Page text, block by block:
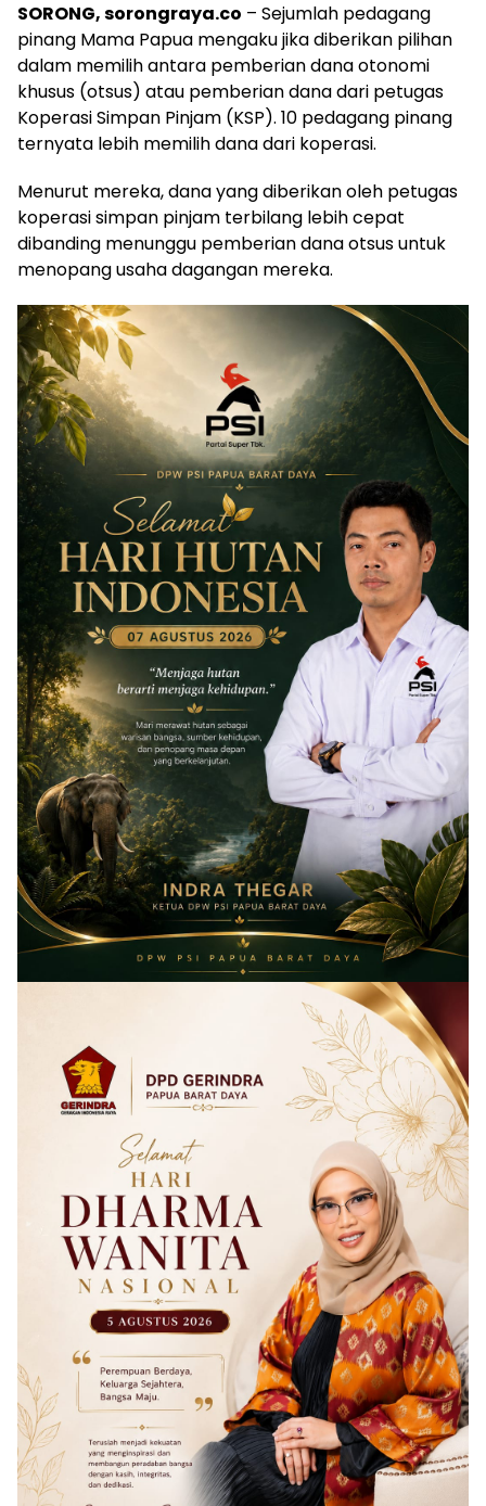
SORONG, sorongraya.co – Sejumlah pedagang
pinang Mama Papua mengaku jika diberikan pilihan
dalam memilih antara pemberian dana otonomi
khusus (otsus) atau pemberian dana dari petugas
Koperasi Simpan Pinjam (KSP). 10 pedagang pinang
ternyata lebih memilih dana dari koperasi.
Menurut mereka, dana yang diberikan oleh petugas
koperasi simpan pinjam terbilang lebih cepat
dibanding menunggu pemberian dana otsus untuk
menopang usaha dagangan mereka.